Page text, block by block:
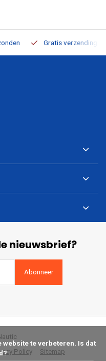
Gratis verzending
nieuwsbrief?
Abonneer
Policy Sitemap